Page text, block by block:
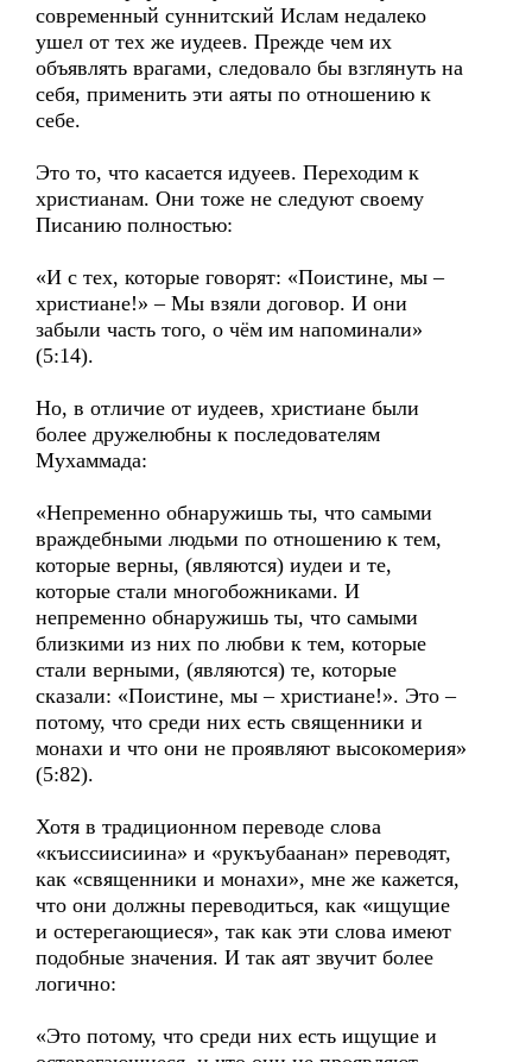
современный суннитский Ислам недалеко
ушел от тех же иудеев. Прежде чем их
объявлять врагами, следовало бы взглянуть на
себя, применить эти аяты по отношению к
себе.
Это то, что касается идуеев. Переходим к
христианам. Они тоже не следуют своему
Писанию полностью:
«И с тех, которые говорят: «Поистине, мы –
христиане!» – Мы взяли договор. И они
забыли часть того, о чём им напоминали»
(5:14).
Но, в отличие от иудеев, христиане были
более дружелюбны к последователям
Мухаммада:
«Непременно обнаружишь ты, что самыми
враждебными людьми по отношению к тем,
которые верны, (являются) иудеи и те,
которые стали многобожниками. И
непременно обнаружишь ты, что самыми
близкими из них по любви к тем, которые
стали верными, (являются) те, которые
сказали: «Поистине, мы – христиане!». Это –
потому, что среди них есть священники и
монахи и что они не проявляют высокомерия»
(5:82).
Хотя в традиционном переводе слова
«къиссиисиина» и «рукъубаанан» переводят,
как «священники и монахи», мне же кажется,
что они должны переводиться, как «ищущие
и остерегающиеся», так как эти слова имеют
подобные значения. И так аят звучит более
логично:
«Это потому, что среди них есть ищущие и